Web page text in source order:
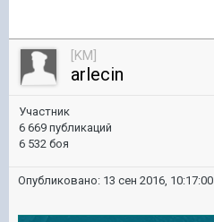
[KM]
arlecin
Участник
6 669 публикаций
6 532 боя
Опубликовано: 13 сен 2016, 10:17:00